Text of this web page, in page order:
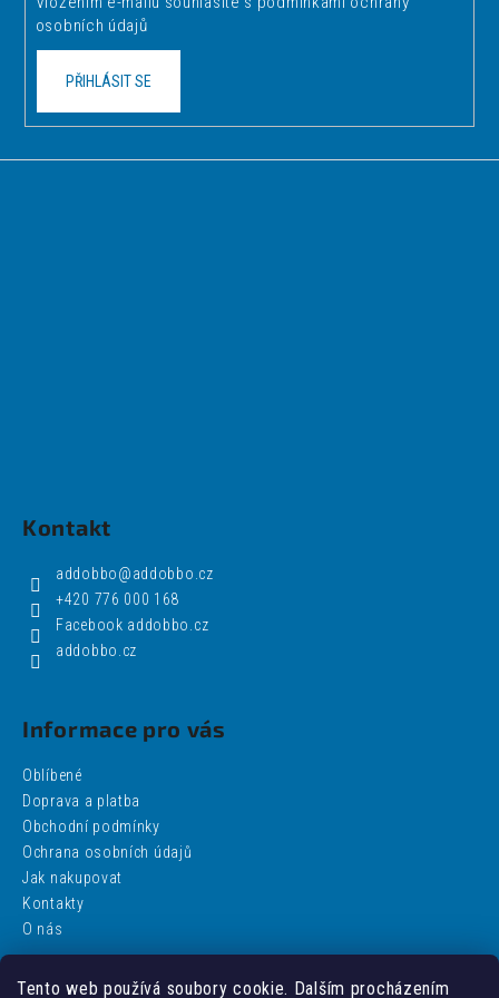
Tento web používá soubory cookie. Dalším procházením
y
u
osobních údajů
PŘIHLÁSIT SE
Kontakt
addobbo@addobbo.cz
+420 776 000 168
Facebook addobbo.cz
addobbo.cz
Informace pro vás
Oblíbené
Doprava a platba
Obchodní podmínky
Ochrana osobních údajů
Jak nakupovat
Kontakty
O nás